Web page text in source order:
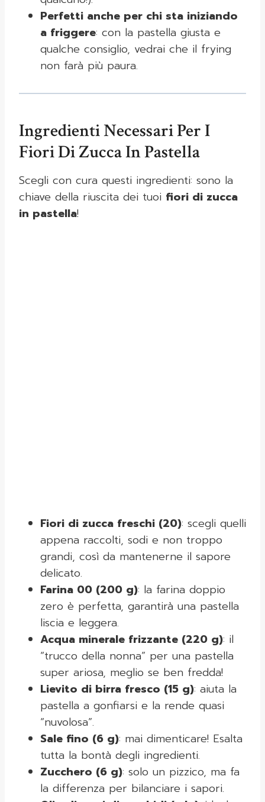
Perfetti anche per chi sta iniziando
a friggere: con la pastella giusta e
qualche consiglio, vedrai che il frying
non farà più paura.
Ingredienti Necessari Per I
Fiori Di Zucca In Pastella
Scegli con cura questi ingredienti: sono la
chiave della riuscita dei tuoi fiori di zucca
in pastella!
Fiori di zucca freschi (20): scegli quelli
appena raccolti, sodi e non troppo
grandi, così da mantenerne il sapore
delicato.
Farina 00 (200 g): la farina doppio
zero è perfetta, garantirà una pastella
liscia e leggera.
Acqua minerale frizzante (220 g): il
“trucco della nonna” per una pastella
super ariosa, meglio se ben fredda!
Lievito di birra fresco (15 g): aiuta la
pastella a gonfiarsi e la rende quasi
“nuvolosa”.
Sale fino (6 g): mai dimenticare! Esalta
tutta la bontà degli ingredienti.
Zucchero (6 g): solo un pizzico, ma fa
la differenza per bilanciare i sapori.